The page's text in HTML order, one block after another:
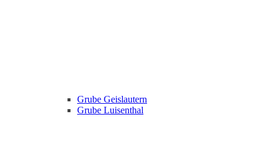
Grube Geislautern
Grube Luisenthal